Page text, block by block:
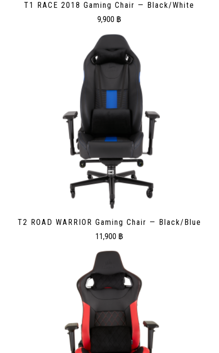
T1 RACE 2018 Gaming Chair — Black/White
9,900 ฿
T2 ROAD WARRIOR Gaming Chair — Black/Blue
11,900 ฿